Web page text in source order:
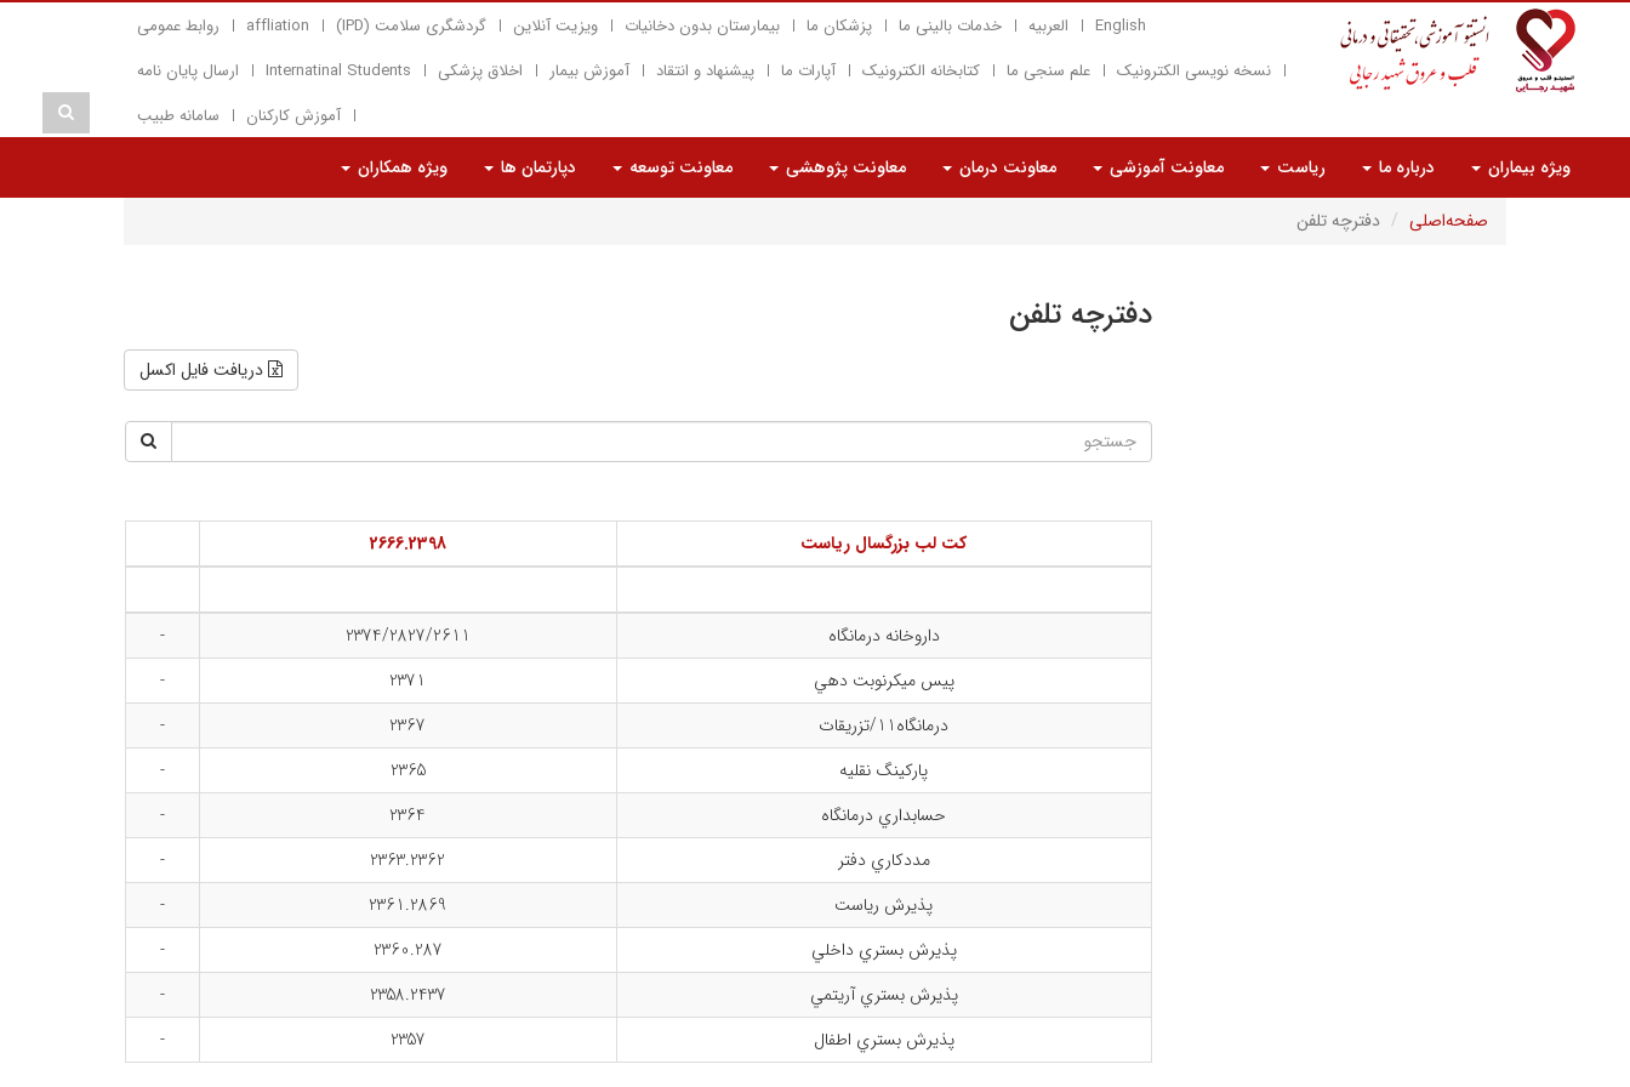
English العربیه خدمات بالینی ما پزشکان ما بیمارستان بدون دخانیات ویزیت آنلاین گردشگری سلامت (IPD) affliation
روابط عمومی
نسخه نویسی الکترونیک
علم سنجی ما کتابخانه الکترونیک آپارات ما پیشنهاد و انتقاد آموزش بیمار اخلاق پزشکی Internatinal Students
ارسال پایان نامه
آموزش کارکنان
سامانه طبیب
ویژه بیماران درباره ما ریاست معاونت آموزشی معاونت درمان معاونت پژوهشی معاونت توسعه دپارتمان ها
ویژه همکاران
صفحه‌اصلی
دفترچه تلفن
دفترچه تلفن
دریافت فایل اکسل
کت لب بزرگسال رياست 2666.2398
داروخانه درمانگاه 2374/2827/2611
-
پيس ميكرنوبت دهي
2371
-
درمانگاه11/تزريقات
2367
-
پاركينگ نقليه
2365
-
حسابداري درمانگاه
2364
-
مددكاري دفتر
2363.2362
-
پذیرش رياست
2361.2869
-
پذيرش بستري داخلي
2360.287
-
پذيرش بستري آريتمي
2358.2437
-
پذیرش بستري اطفال
2357
-